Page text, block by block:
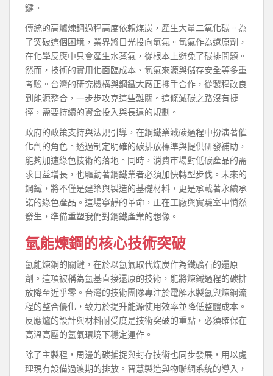
鍵。
傳統的高爐煉鋼過程高度依賴煤炭，產生大量二氧化碳。為
了突破這個困境，業界將目光投向氫氣。氫氣作為還原劑，
在化學反應中只會產生水蒸氣，從根本上避免了碳排問題。
然而，技術的實用化面臨成本、氫氣來源與儲存安全等多重
考驗。台灣的研究機構與鋼鐵大廠正攜手合作，從製程改良
到能源整合，一步步攻克這些難關。這條減碳之路沒有捷
徑，需要持續的資金投入與長遠的規劃。
政府的政策支持與法規引導，在鋼鐵業減碳過程中扮演著催
化劑的角色。透過制定明確的碳排放標準與提供研發補助，
能夠加速綠色技術的落地。同時，消費市場對低碳產品的需
求日益增長，也驅動著鋼鐵業者必須加快轉型步伐。未來的
鋼鐵，將不僅是建築與製造的基礎材料，更是承載著永續承
諾的綠色產品。這場寧靜的革命，正在工廠與實驗室中悄然
發生，準備重塑我們對鋼鐵產業的想像。
氫能煉鋼的核心技術突破
氫能煉鋼的關鍵，在於以氫氣取代煤炭作為鐵礦石的還原
劑。這項被稱為氫基直接還原的技術，能將煉鐵過程的碳排
放降至近乎零。台灣的技術團隊專注於電解水製氫與煉鋼流
程的整合優化，致力於提升能源使用效率並降低整體成本。
反應爐的設計與材料耐受度是技術突破的重點，必須確保在
高溫高壓的氫氣環境下穩定運作。
除了主製程，周邊的碳捕捉與封存技術也同步發展，用以處
理現有設備過渡期的排放。智慧製造與物聯網系統的導入，